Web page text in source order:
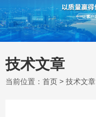
技术文章
当前位置：首页 >技术文章